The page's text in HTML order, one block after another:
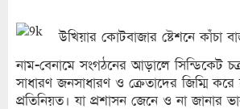
উখিয়ার কোটবাজার ষ্টেশনে কাঁচা
নাম-বেনামে সংগঠনের আড়ালে সিন্ডিকেট
সাধারণ জনসাধারণ ও ক্রেতাদের জিম্মি করে
প্রতিনিয়ত। যা প্রশাসন জেনে ও না জানার